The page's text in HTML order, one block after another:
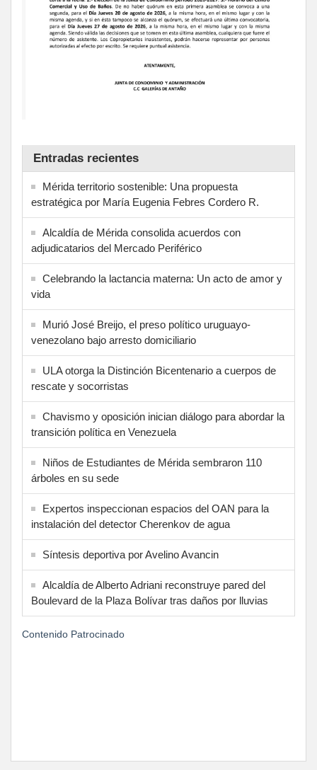
Entradas recientes
Mérida territorio sostenible: Una propuesta
estratégica por María Eugenia Febres Cordero R.
Alcaldía de Mérida consolida acuerdos con
adjudicatarios del Mercado Periférico
Celebrando la lactancia materna: Un acto de amor y
vida
Murió José Breijo, el preso político uruguayo-
venezolano bajo arresto domiciliario
ULA otorga la Distinción Bicentenario a cuerpos de
rescate y socorristas
Chavismo y oposición inician diálogo para abordar la
transición política en Venezuela
Niños de Estudiantes de Mérida sembraron 110
árboles en su sede
Expertos inspeccionan espacios del OAN para la
instalación del detector Cherenkov de agua
Síntesis deportiva por Avelino Avancin
Alcaldía de Alberto Adriani reconstruye pared del
Boulevard de la Plaza Bolívar tras daños por lluvias
Contenido Patrocinado